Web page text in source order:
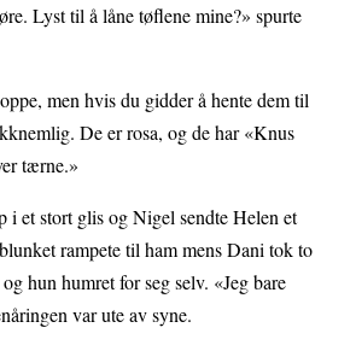
Lyst til å låne tøflene mine?» spurte
men hvis du gidder å hente dem til
De er rosa, og de har «Knus
tærne.»
i et stort glis og Nigel sendte Helen et
rampete til ham mens Dani tok to
hun humret for seg selv. «Jeg bare
var ute av syne.